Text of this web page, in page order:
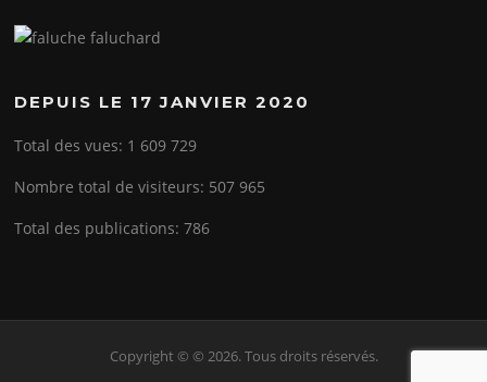
DEPUIS LE 17 JANVIER 2020
Total des vues: 1 609 729
Nombre total de visiteurs: 507 965
Total des publications:786
Copyright © © 2026. Tous droits réservés.